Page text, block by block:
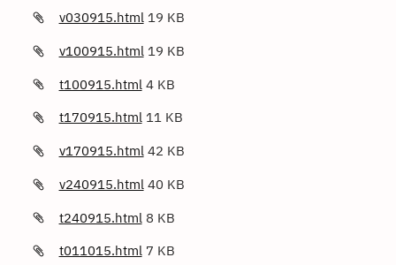
v030915.html 19 KB
v100915.html 19 KB
t100915.html 4 KB
t170915.html 11 KB
v170915.html 42 KB
v240915.html 40 KB
t240915.html 8 KB
t011015.html 7 KB